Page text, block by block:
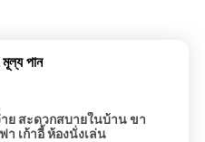
মূল্য পান
ย สะดวกสบายในบ้าน ขา
า เก้าอี้ ห้องนั่งเล่น